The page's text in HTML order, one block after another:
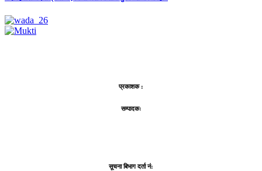
प्रकाशक :
सम्पादकः
सूचना बिभाग दर्ता नं: